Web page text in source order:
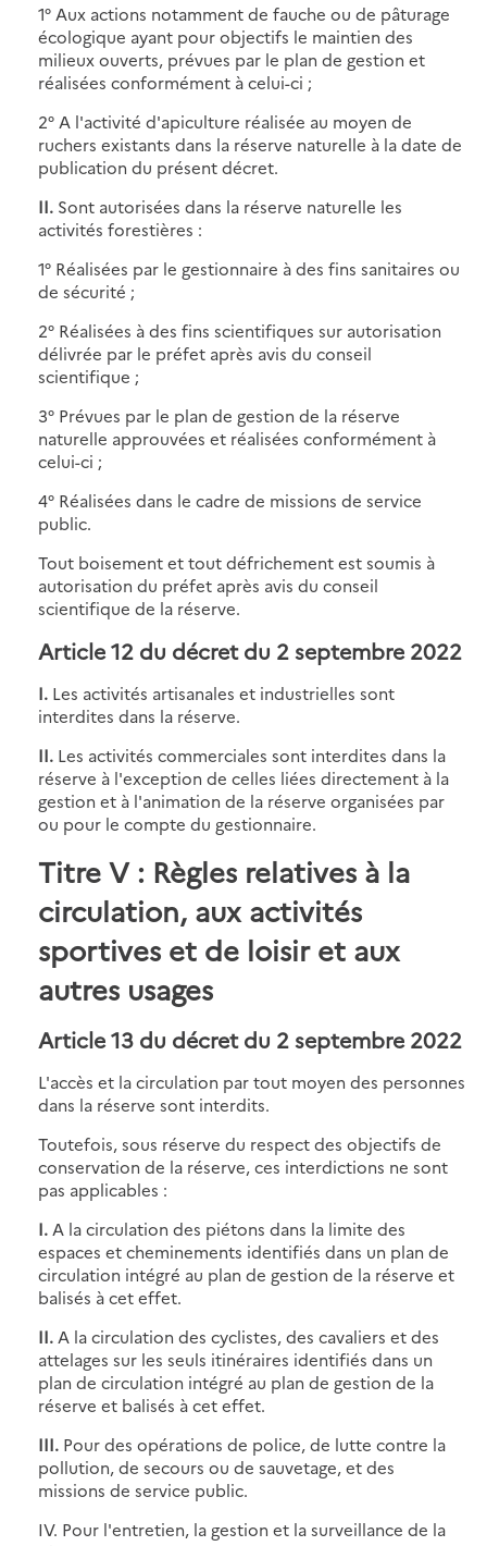
1° Aux actions notamment de fauche ou de pâturage
écologique ayant pour objectifs le maintien des
milieux ouverts, prévues par le plan de gestion et
réalisées conformément à celui-ci ;
2° A l'activité d'apiculture réalisée au moyen de
ruchers existants dans la réserve naturelle à la date de
publication du présent décret.
II. Sont autorisées dans la réserve naturelle les
activités forestières :
1° Réalisées par le gestionnaire à des fins sanitaires ou
de sécurité ;
2° Réalisées à des fins scientifiques sur autorisation
délivrée par le préfet après avis du conseil
scientifique ;
3° Prévues par le plan de gestion de la réserve
naturelle approuvées et réalisées conformément à
celui-ci ;
4° Réalisées dans le cadre de missions de service
public.
Tout boisement et tout défrichement est soumis à
autorisation du préfet après avis du conseil
scientifique de la réserve.
Article 12 du décret du 2 septembre 2022
I. Les activités artisanales et industrielles sont
interdites dans la réserve.
II. Les activités commerciales sont interdites dans la
réserve à l'exception de celles liées directement à la
gestion et à l'animation de la réserve organisées par
ou pour le compte du gestionnaire.
Titre V : Règles relatives à la
circulation, aux activités
sportives et de loisir et aux
autres usages
Article 13 du décret du 2 septembre 2022
L'accès et la circulation par tout moyen des personnes
dans la réserve sont interdits.
Toutefois, sous réserve du respect des objectifs de
conservation de la réserve, ces interdictions ne sont
pas applicables :
I. A la circulation des piétons dans la limite des
espaces et cheminements identifiés dans un plan de
circulation intégré au plan de gestion de la réserve et
balisés à cet effet.
II. A la circulation des cyclistes, des cavaliers et des
attelages sur les seuls itinéraires identifiés dans un
plan de circulation intégré au plan de gestion de la
réserve et balisés à cet effet.
III. Pour des opérations de police, de lutte contre la
pollution, de secours ou de sauvetage, et des
missions de service public.
IV. Pour l'entretien, la gestion et la surveillance de la